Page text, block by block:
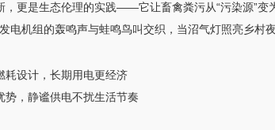
更是生态伦理的实践——它让畜禽粪污从“污染源”变
电机组的轰鸣声与蛙鸣鸟叫交织，当沼气灯照亮乡村
耗设计，长期用电更经济
势，静谧供电不扰生活节奏